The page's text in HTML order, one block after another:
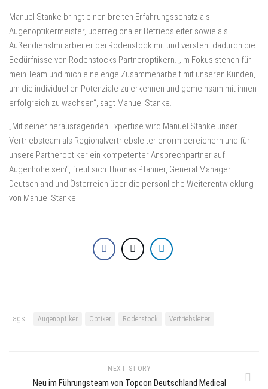
Manuel Stanke bringt einen breiten Erfahrungsschatz als
Augenoptikermeister, überregionaler Betriebsleiter sowie als
Außendienstmitarbeiter bei Rodenstock mit und versteht dadurch die
Bedürfnisse von Rodenstocks Partneroptikern. „Im Fokus stehen für
mein Team und mich eine enge Zusammenarbeit mit unseren Kunden,
um die individuellen Potenziale zu erkennen und gemeinsam mit ihnen
erfolgreich zu wachsen“, sagt Manuel Stanke.
„Mit seiner herausragenden Expertise wird Manuel Stanke unser
Vertriebsteam als Regionalvertriebsleiter enorm bereichern und für
unsere Partneroptiker ein kompetenter Ansprechpartner auf
Augenhöhe sein“, freut sich Thomas Pfanner, General Manager
Deutschland und Österreich über die persönliche Weiterentwicklung
von Manuel Stanke.
Tags: Augenoptiker Optiker Rodenstock Vertriebsleiter
NEXT STORY
Neu im Führungsteam von Topcon Deutschland Medical